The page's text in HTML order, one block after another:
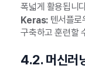
폭넓게 활용됩니
Keras:텐서플로
구축하고 훈련할
4.2. 머신러